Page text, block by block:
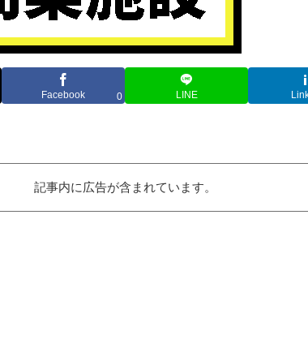
Facebook 0 LINE
記事内に広告が含まれています。